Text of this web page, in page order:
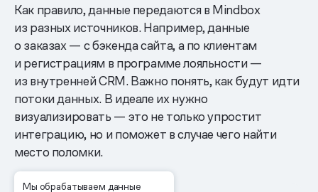
Мы обрабатываем данные
Как правило, данные передаются в Mindbox
из разных источников. Например, данные
о заказах — с бэкенда сайта, а по клиентам
и регистрациям в программе лояльности —
из внутренней CRM. Важно понять, как будут идти
потоки данных. В идеале их нужно
визуализировать — это не только упростит
интеграцию, но и поможет в случае чего найти
место поломки.